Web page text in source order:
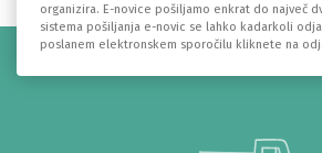
organizira. E-novice pošiljamo enkrat do največ
sistema pošiljanja e-novic se lahko kadarkoli
poslanem elektronskem sporočilu kliknete na